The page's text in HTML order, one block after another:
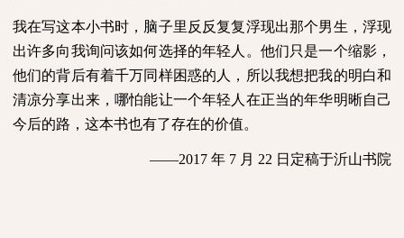
我在写这本小书时，脑子里反反复复浮现出那个男生，浮现
出许多向我询问该如何选择的年轻人。他们只是一个缩影，
他们的背后有着千万同样困惑的人，所以我想把我的明白和
清凉分享出来，哪怕能让一个年轻人在正当的年华明晰自己
今后的路，这本书也有了存在的价值。
——2017 年 7 月 22 日定稿于沂山书院